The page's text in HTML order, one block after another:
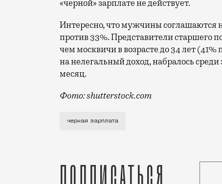
«черной» зарплате не действует.
Интересно, что мужчины соглашаются
против 33%. Представители старшего
чем москвичи в возрасте до 34 лет (41%
на нелегальный доход, набралось
месяц.
Фото: shutterstock.com
Любая зарплата хороша, лишь бы
черная зарплата
Подписаться